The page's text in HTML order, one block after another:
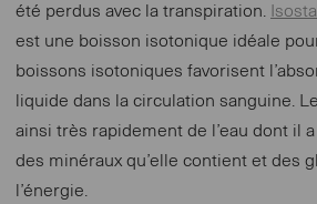
été perdus avec la transpiration.
est une boisson isotonique idéale
boissons isotoniques favorisent
liquide dans la circulation sanguine.
ainsi très rapidement de l’eau dont il
des minéraux qu’elle contient et des
l’énergie.